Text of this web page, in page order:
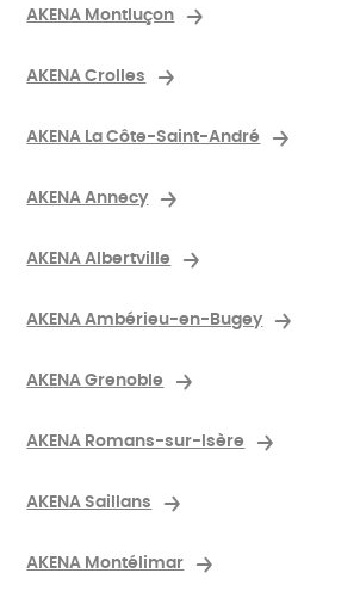
AKENA Montluçon
AKENA Crolles
AKENA La Côte-Saint-André
AKENA Annecy
AKENA Albertville
AKENA Ambérieu-en-Bugey
AKENA Grenoble
AKENA Romans-sur-Isère
AKENA Saillans
AKENA Montélimar